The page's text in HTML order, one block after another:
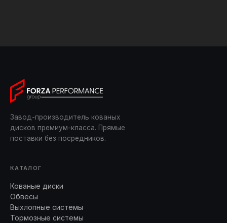
Завод-производитель кованых
дисков премиум-класса. Прямые
поставки без посредников.
КАТАЛОГ
Кованые диски
Обвесы
Выхлопные системы
Тормозные системы